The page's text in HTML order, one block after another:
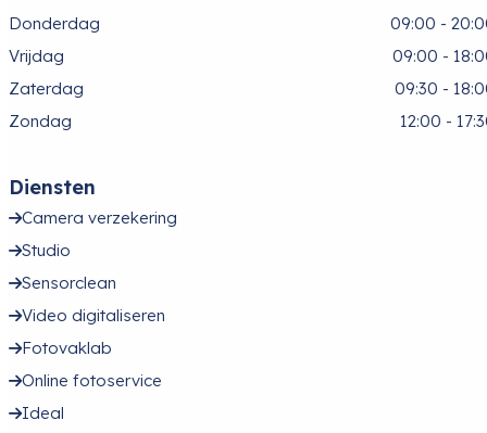
Donderdag
09:00 -
Vrijdag
09:00 -
Zaterdag
09:30 -
Zondag
12:00 -
Diensten
Camera verzekering
Studio
Sensorclean
Video digitaliseren
Fotovaklab
Online fotoservice
Ideal